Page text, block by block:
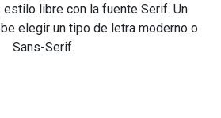
estilo libre con la fuente Serif. Un
elegir un tipo de letra moderno o
Sans-Serif.